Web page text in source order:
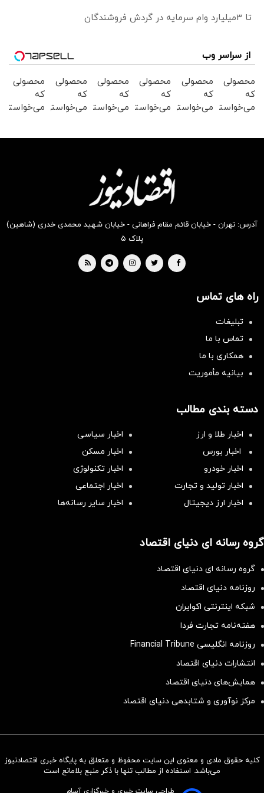
سرمایه‌گذاری همسنگ با شاخص
تا 3میلیارد وام سرمایه در گردش فروشندگان
از سراسر وب
محصولی
که
می‌خواستی
محصولی
که
می‌خواستی
محصولی
که
می‌خواستی
بخر !
محصولی
که
می‌خواستی
بخر !
محصولی
که
می‌خواستی
محصولی
که
می‌خواستی
آدرس: تهران - خیابان قائم مقام فراهانی - خیابان شهید محمدی خدری (شاهین)
پلاک ۵
راه های تماس
تبلیغات
تماس با ما
همکاری با ما
بیانیه مأموریت
دسته بندی مطالب
اخبار طلا و ارز
اخبار سیاسی
اخبار بورس
اخبار مسکن
اخبار خودرو
اخبار تکنولوژی
اخبار تولید و تجارت
اخبار اجتماعی
اخبار ارز دیجیتال
اخبار سایر رسانه‌‌ها
گروه رسانه ای دنیای اقتصاد
گروه رسانه ای دنیای اقتصاد
روزنامه دنیای اقتصاد
شبکه اینترنتی اکوایران
هفته‌نامه تجارت فردا
روزنامه انگلیسی Financial Tribune
انتشارات دنیای اقتصاد
همایش‌های دنیای اقتصاد
مرکز نوآوری و شتابدهی دنیای اقتصاد
کلیه حقوق مادی و معنوی این سایت محفوظ و متعلق به پایگاه خبری اقتصادنیوز
می‌باشد. استفاده از مطالب تنها با ذکر منبع بلامانع است
طراحی سایت خبری و خبرگزاری آسام